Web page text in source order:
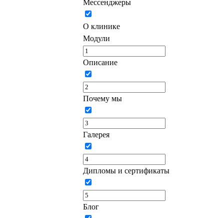
Мессенджеры
О клинике
Модули
Описание
Почему мы
Галерея
Дипломы и сертификаты
Блог